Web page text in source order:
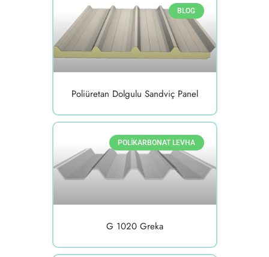
BLOG
Poliüretan Dolgulu Sandviç Panel
POLIKARBONAT LEVHA
G 1020 Greka